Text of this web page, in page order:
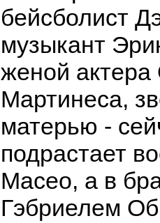
бейсболист
музыкант
женой
Мартинеса,
матерью -
подрастает
Масео, а в
Гэбриелем